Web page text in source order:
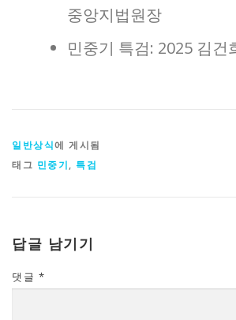
중앙지법원장
민중기 특검: 2025 김건
일반상식에 게시됨
태그 민중기, 특검
답글 남기기
댓글 *